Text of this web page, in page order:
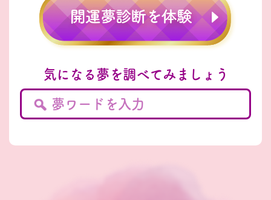
気になる夢を調べてみましょう